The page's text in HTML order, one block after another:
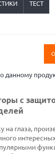
ТЕСТ
данному
с
на глаза,